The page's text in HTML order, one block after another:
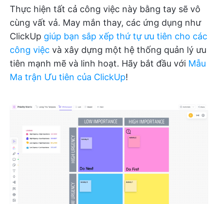
Thực hiện tất cả công việc này bằng tay sẽ vô
cùng vất vả. May mắn thay, các ứng dụng như
ClickUp giúp bạn sắp xếp thứ tự ưu tiên cho các
công việc và xây dựng một hệ thống quản lý ưu
tiên mạnh mẽ và linh hoạt. Hãy bắt đầu với Mẫu
Ma trận Ưu tiên của ClickUp!